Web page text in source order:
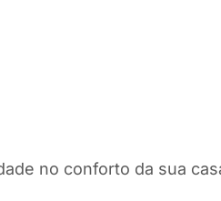
no conforto da sua